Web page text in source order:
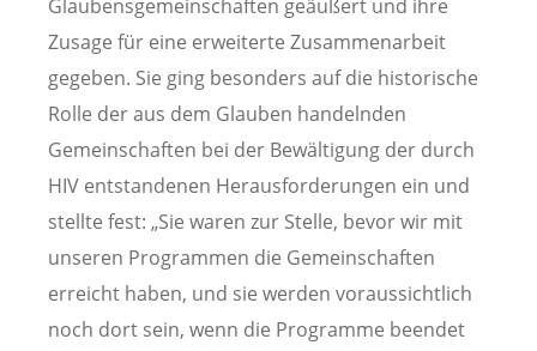
Glaubensgemeinschaften geäußert und ihre
Zusage für eine erweiterte Zusammenarbeit
gegeben. Sie ging besonders auf die historische
Rolle der aus dem Glauben handelnden
Gemeinschaften bei der Bewältigung der durch
HIV entstandenen Herausforderungen ein und
stellte fest: „Sie waren zur Stelle, bevor wir mit
unseren Programmen die Gemeinschaften
erreicht haben, und sie werden voraussichtlich
noch dort sein, wenn die Programme beendet